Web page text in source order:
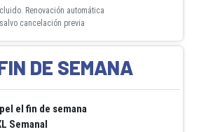
Renovación automática
salvo cancelación previa
DE SEMANA
el fin de semana
Semanal